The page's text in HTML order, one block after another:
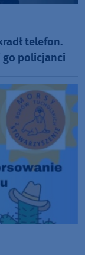
telefon.
go policjanci